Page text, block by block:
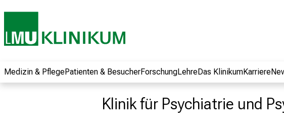
Medizin & PflegePatienten & BesucherForschungLehreDas KlinikumKarriere
Klinik für Psychiatrie und
Informationen zu
Jobs, Ausbildungen
Weiterbildungen.
Kommen Sie